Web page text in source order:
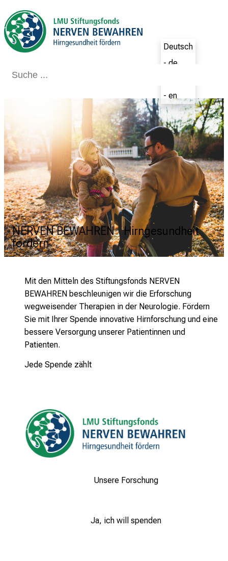
Deutsch
- de
- en
NERVEN BEWAHREN Hirngesundheit
fördern
Mit den Mitteln des Stiftungsfonds NERVEN
BEWAHREN beschleunigen wir die Erforschung
wegweisender Therapien in der Neurologie. Fördern
Sie mit Ihrer Spende innovative Hirnforschung und eine
bessere Versorgung unserer Patientinnen und
Patienten.
Jede Spende zählt
Unsere Forschung
Ja, ich will spenden